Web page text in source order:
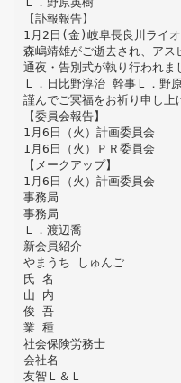
【訃報報告】
1月2日(金)岐阜長良川ライ
森嶋靖雄がご逝去され、ア
通夜・告別式が執り行われま
Ｌ．日比野淳治 幹事Ｌ．野
謹んでご冥福をお祈り申し上
【委員会報告】
1月6日（火）計画委員会
1月6日（火）ＰＲ委員会
【メークアップ】
1月6日（火）計画委員会
事務局
事務局
Ｌ．渡辺喬
新会員紹介
やまうち しゅんご
氏 名
山 内
俊 吾
業 種
社会保険労務士
会社名
友智Ｌ＆Ｌ